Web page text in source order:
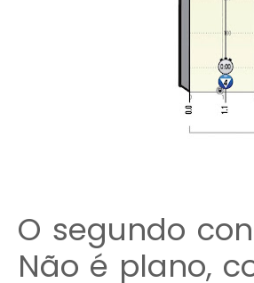
O segundo
Não é plano,